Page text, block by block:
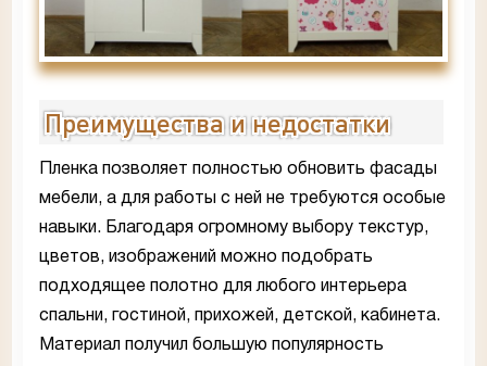
Преимущества и недостатки
Пленка позволяет полностью обновить фасады
мебели, а для работы с ней не требуются особые
навыки. Благодаря огромному выбору текстур,
цветов, изображений можно подобрать
подходящее полотно для любого интерьера
спальни, гостиной, прихожей, детской, кабинета.
Материал получил большую популярность